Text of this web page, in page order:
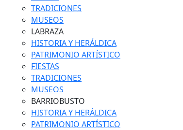
TRADICIONES
MUSEOS
LABRAZA
HISTORIA Y HERÁLDICA
PATRIMONIO ARTÍSTICO
FIESTAS
TRADICIONES
MUSEOS
BARRIOBUSTO
HISTORIA Y HERÁLDICA
PATRIMONIO ARTÍSTICO